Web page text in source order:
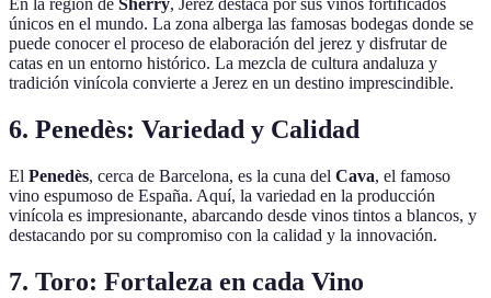
En la región de Sherry, Jerez destaca por sus vinos fortificados
únicos en el mundo. La zona alberga las famosas bodegas donde se
puede conocer el proceso de elaboración del jerez y disfrutar de
catas en un entorno histórico. La mezcla de cultura andaluza y
tradición vinícola convierte a Jerez en un destino imprescindible.
6. Penedès: Variedad y Calidad
El Penedès, cerca de Barcelona, es la cuna del Cava, el famoso
vino espumoso de España. Aquí, la variedad en la producción
vinícola es impresionante, abarcando desde vinos tintos a blancos, y
destacando por su compromiso con la calidad y la innovación.
7. Toro: Fortaleza en cada Vino